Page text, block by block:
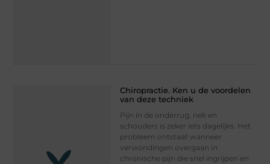
Chiropractie. Ken u de voordelen
van deze techniek
Pijn in de onderrug, nek en
schouders is zeker iets dagelijks. Het
probleem ontstaat wanneer
verwondingen overgaan in
chronische pijn die snel ingrijpen en